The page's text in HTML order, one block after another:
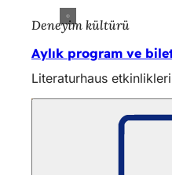
Deneyim kültürü
Aylık program ve
Literaturhaus